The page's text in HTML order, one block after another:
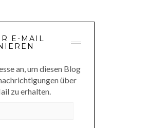
E-MAIL
an, um diesen Blog
über
zu erhalten.